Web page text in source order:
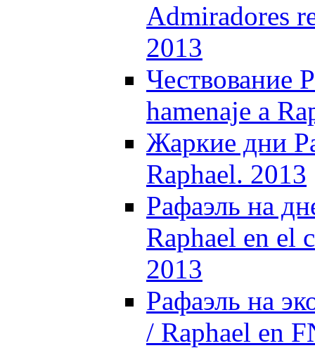
Admiradores
2013
Чествование
hamenaje a
Жаркие дни
Raphael. 2013
Рафаэль на
Raphael en el
2013
Рафаэль на
/ Raphael en